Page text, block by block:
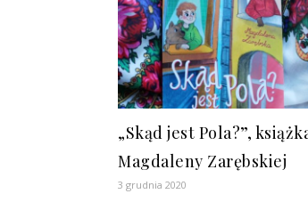
„Skąd jest Pola?”,
Magdaleny Zarębskiej
3 grudnia 2020